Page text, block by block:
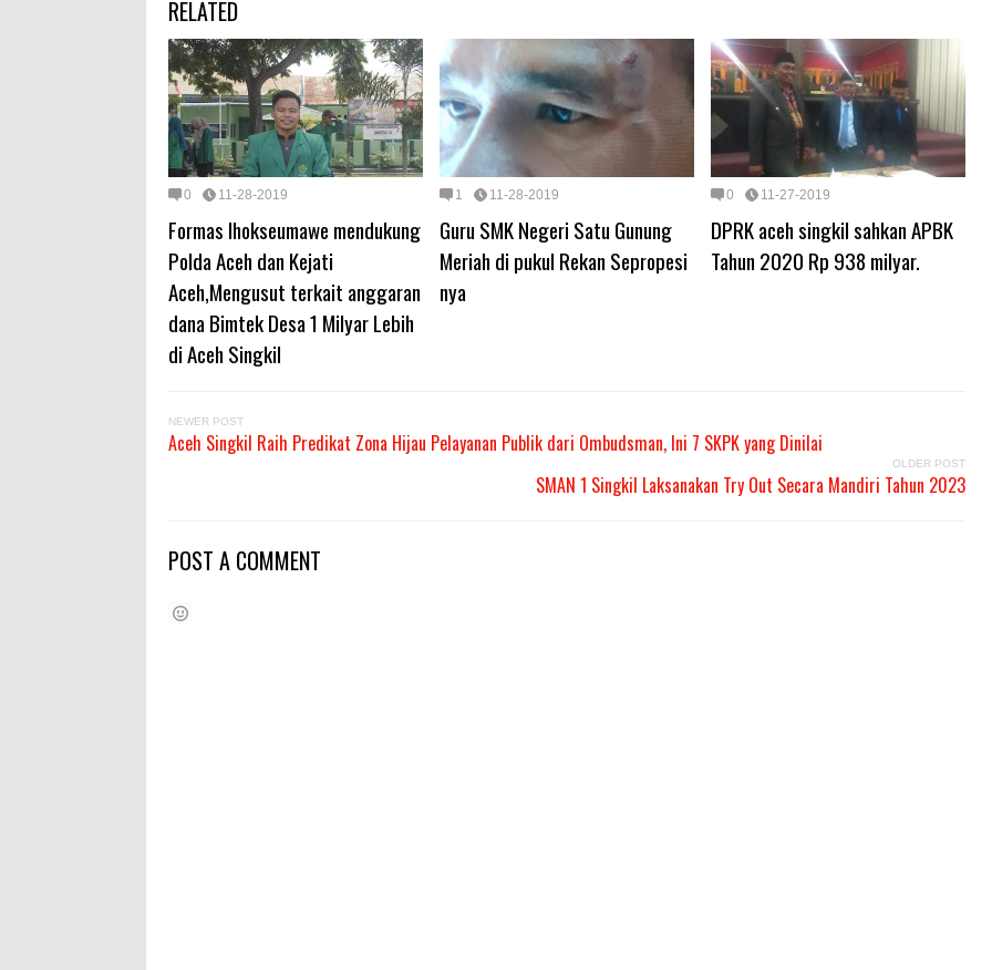
RELATED
0 11-28-2019
Formas lhokseumawe mendukung
Polda Aceh dan Kejati
Aceh,Mengusut terkait anggaran
dana Bimtek Desa 1 Milyar Lebih
di Aceh Singkil
1 11-28-2019
Guru SMK Negeri Satu Gunung
Meriah di pukul Rekan Sepropesi
nya
0 11-27-2019
DPRK aceh singkil sahkan APBK
Tahun 2020 Rp 938 milyar.
NEWER POST
Aceh Singkil Raih Predikat Zona Hijau Pelayanan Publik dari Ombudsman, Ini 7 SKPK yang Dinilai
OLDER POST
SMAN 1 Singkil Laksanakan Try Out Secara Mandiri Tahun 2023
POST A COMMENT